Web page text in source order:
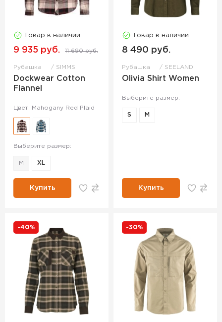
Товар в наличии
9 935 руб. 11 690 руб.
Рубашка SIMMS
Dockwear Cotton
Flannel
Цвет: Mahogany Red Plaid
Выберите размер:
M XL
Купить
Товар в наличии
8 490 руб.
Рубашка SEELAND
Olivia Shirt Women
Выберите размер:
S M
Купить
-40% -30%